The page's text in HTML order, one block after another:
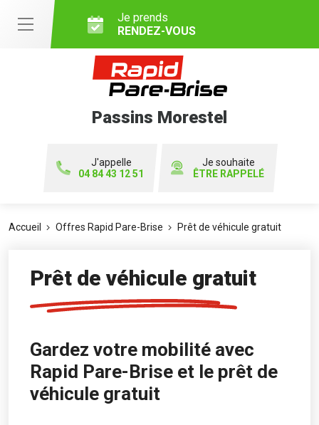
Je prends
RENDEZ-VOUS
Passins Morestel
J'appelle
04 84 43 12 51
Je souhaite
ÊTRE RAPPELÉ
Accueil Offres Rapid Pare-Brise Prêt de véhicule gratuit
Prêt de véhicule gratuit
Gardez votre mobilité avec
Rapid Pare-Brise et le prêt de
véhicule gratuit